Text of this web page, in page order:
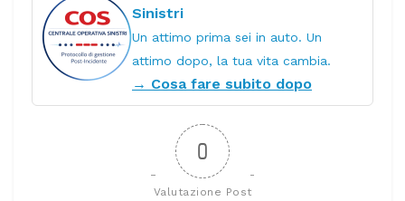
Sinistri
Un attimo prima sei in auto. Un
attimo dopo, la tua vita cambia.
→ Cosa fare subito dopo
0
Valutazione Post